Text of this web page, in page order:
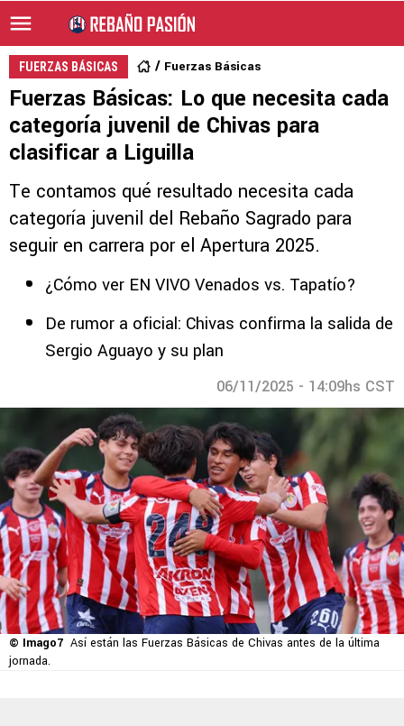
FUERZAS BÁSICAS Fuerzas Básicas
Fuerzas Básicas: Lo que necesita cada
categoría juvenil de Chivas para
clasificar a Liguilla
Te contamos qué resultado necesita cada
categoría juvenil del Rebaño Sagrado para
seguir en carrera por el Apertura 2025.
¿Cómo ver EN VIVO Venados vs. Tapatío?
De rumor a oficial: Chivas confirma la salida de
Sergio Aguayo y su plan
06/11/2025 - 14:09hs CST
© Imago7 Así están las Fuerzas Básicas de Chivas antes de la última
jornada.